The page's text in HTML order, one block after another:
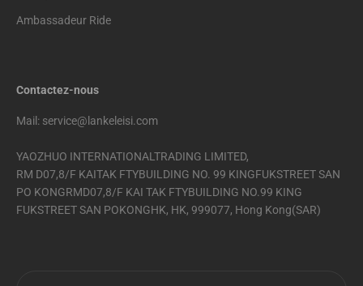
Ambassadeur Ride
Contactez-nous
Mail: service@lankeleisi.com
YAOZHUO INTERNATIONALTRADING LIMITED,
RM D07,8/F KAITAK FTYBUILDING NO. 99 KINGFUKSTREET SAN
PO KONGRMD07,8/F KAI TAK FTYBUILDING NO.99 KING
FUKSTREET SAN POKONGHK, HK, 999077, Hong Kong(SAR)